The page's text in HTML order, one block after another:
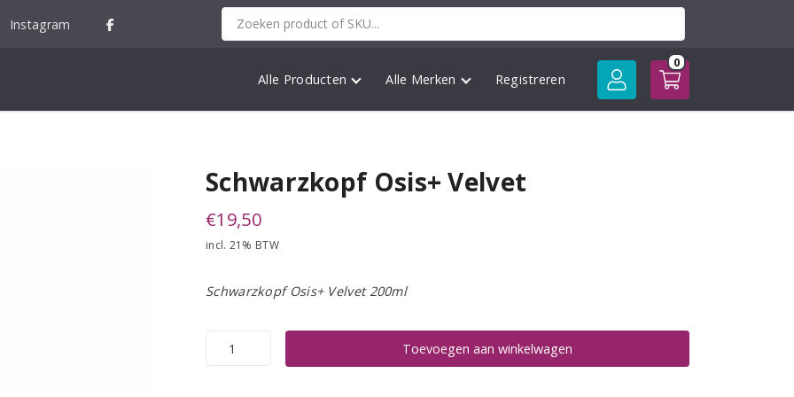
Instagram
Alle Producten Alle Merken Registreren
0
Schwarzkopf Osis+ Velvet
€19,50
incl. 21% BTW
Schwarzkopf Osis+ Velvet 200ml
Schwarzkopf
Toevoegen aan winkelwagen